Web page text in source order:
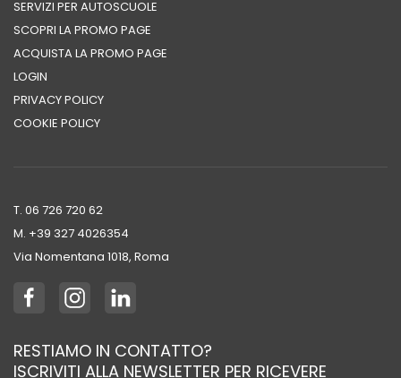
SERVIZI PER AUTOSCUOLE
SCOPRI LA PROMO PAGE
ACQUISTA LA PROMO PAGE
LOGIN
PRIVACY POLICY
COOKIE POLICY
T. 06 726 720 62
M. +39 ‭327 4026354‬
Via Nomentana 1018, Roma
RESTIAMO IN CONTATTO?
ISCRIVITI ALLA NEWSLETTER PER RICEVERE